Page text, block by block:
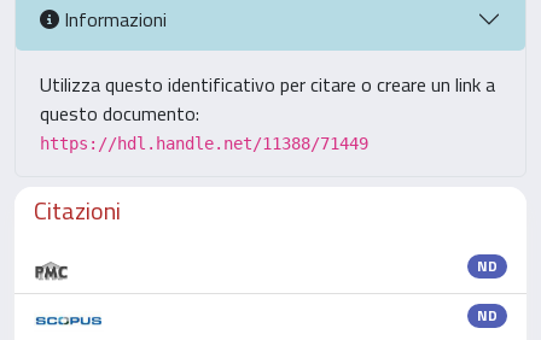
Informazioni
Utilizza questo identificativo per citare o creare un link a
questo documento:
https://hdl.handle.net/11388/71449
Citazioni
ND
ND